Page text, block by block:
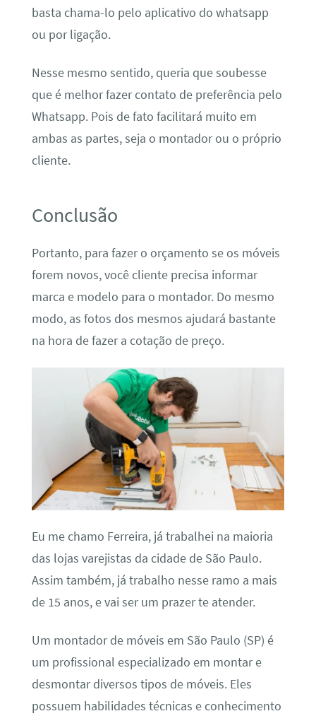
basta chama-lo pelo aplicativo do whatsapp
ou por ligação.
Nesse mesmo sentido, queria que soubesse
que é melhor fazer contato de preferência pelo
Whatsapp. Pois de fato facilitará muito em
ambas as partes, seja o montador ou o próprio
cliente.
Conclusão
Portanto, para fazer o orçamento se os móveis
forem novos, você cliente precisa informar
marca e modelo para o montador. Do mesmo
modo, as fotos dos mesmos ajudará bastante
na hora de fazer a cotação de preço.
Eu me chamo Ferreira, já trabalhei na maioria
das lojas varejistas da cidade de São Paulo.
Assim também, já trabalho nesse ramo a mais
de 15 anos, e vai ser um prazer te atender.
Um montador de móveis em São Paulo (SP) é
um profissional especializado em montar e
desmontar diversos tipos de móveis. Eles
possuem habilidades técnicas e conhecimento